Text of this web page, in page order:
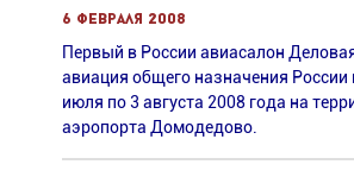
6 февраля 2008
Первый в России авиасалон
авиация общего назначения России
июля по 3 августа 2008 года на
аэропорта Домодедово.